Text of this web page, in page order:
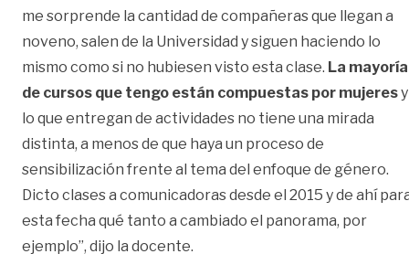
me sorprende la cantidad de compañeras que llegan a
noveno, salen de la Universidad y siguen haciendo lo
mismo como si no hubiesen visto esta clase. La mayoría
de cursos que tengo están compuestas por mujeresy
lo que entregan de actividades no tiene una mirada
distinta, a menos de que haya un proceso de
sensibilización frente al tema del enfoque de género.
Dicto clases a comunicadoras desde el 2015 y de ahí
esta fecha qué tanto a cambiado el panorama, por
ejemplo”, dijo la docente.